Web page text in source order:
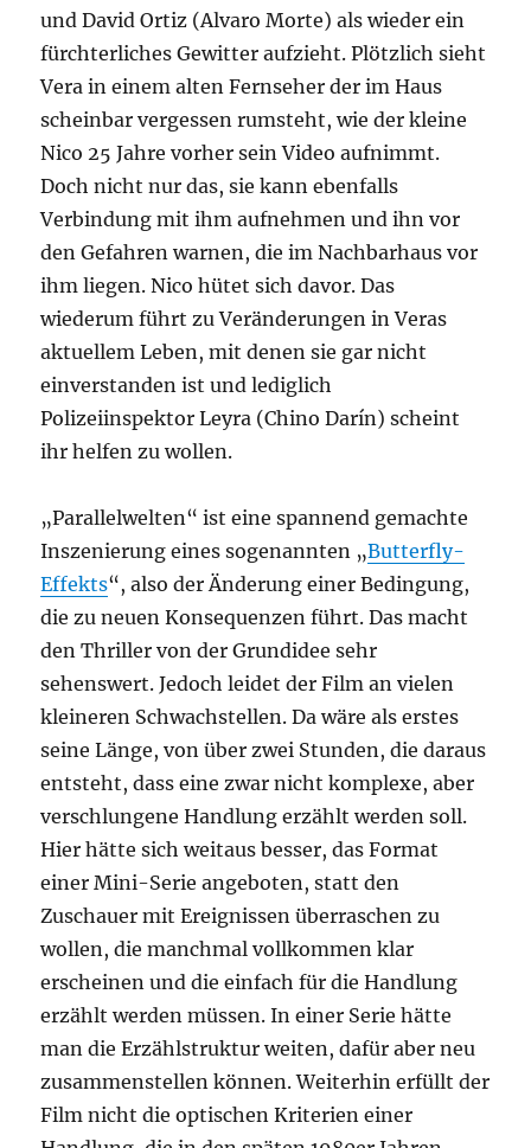
und David Ortiz (Alvaro Morte) als wieder ein
fürchterliches Gewitter aufzieht. Plötzlich sieht
Vera in einem alten Fernseher der im Haus
scheinbar vergessen rumsteht, wie der kleine
Nico 25 Jahre vorher sein Video aufnimmt.
Doch nicht nur das, sie kann ebenfalls
Verbindung mit ihm aufnehmen und ihn vor
den Gefahren warnen, die im Nachbarhaus vor
ihm liegen. Nico hütet sich davor. Das
wiederum führt zu Veränderungen in Veras
aktuellem Leben, mit denen sie gar nicht
einverstanden ist und lediglich
Polizeiinspektor Leyra (Chino Darín) scheint
ihr helfen zu wollen.
„Parallelwelten“ ist eine spannend gemachte
Inszenierung eines sogenannten „Butterfly-
Effekts“, also der Änderung einer Bedingung,
die zu neuen Konsequenzen führt. Das macht
den Thriller von der Grundidee sehr
sehenswert. Jedoch leidet der Film an vielen
kleineren Schwachstellen. Da wäre als erstes
seine Länge, von über zwei Stunden, die daraus
entsteht, dass eine zwar nicht komplexe, aber
verschlungene Handlung erzählt werden soll.
Hier hätte sich weitaus besser, das Format
einer Mini-Serie angeboten, statt den
Zuschauer mit Ereignissen überraschen zu
wollen, die manchmal vollkommen klar
erscheinen und die einfach für die Handlung
erzählt werden müssen. In einer Serie hätte
man die Erzählstruktur weiten, dafür aber neu
zusammenstellen können. Weiterhin erfüllt der
Film nicht die optischen Kriterien einer